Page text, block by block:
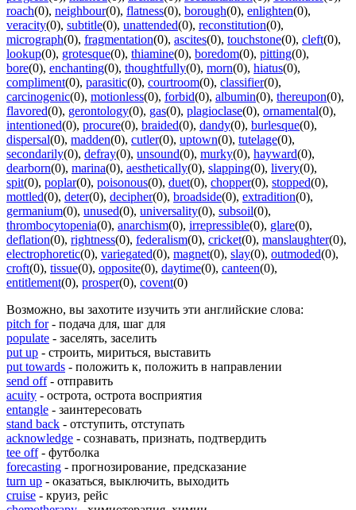
roach(0), neighbour(0), flatness(0), borough(0), enlighten(0),
veracity(0), subtitle(0), unattended(0), reconstitution(0),
micrograph(0), fragmentation(0), ascites(0), touchstone(0), cleft(0),
lookup(0), grotesque(0), thiamine(0), boredom(0), pitting(0),
bore(0), enchanting(0), thoughtfully(0), morn(0), hiatus(0),
compliment(0), parasitic(0), courtroom(0), classifier(0),
carcinogenic(0), motionless(0), forbid(0), albumin(0), thereupon(0),
flavored(0), gerontology(0), gas(0), plagioclase(0), ornamental(0),
intentioned(0), procure(0), braided(0), dandy(0), burlesque(0),
dispersal(0), madden(0), cutler(0), uptown(0), tutelage(0),
secondarily(0), defray(0), unsound(0), murky(0), hayward(0),
dearborn(0), marina(0), aesthetically(0), slapping(0), livery(0),
spit(0), poplar(0), poisonous(0), duet(0), chopper(0), stopped(0),
mottled(0), deter(0), decipher(0), broadside(0), extradition(0),
germanium(0), unused(0), universality(0), subsoil(0),
thrombocytopenia(0), anarchism(0), irrepressible(0), glare(0),
deflation(0), rightness(0), federalism(0), cricket(0), manslaughter(0),
electrophoretic(0), variegated(0), magnet(0), slay(0), outmoded(0),
croft(0), tissue(0), opposite(0), daytime(0), canteen(0),
entitlement(0), prosper(0), covent(0)
Возможно, вы захотите изучить эти английские слова:
pitch for- подача для, шаг для
populate - заселять, заселить
put up - строить, мириться, выставить
put towards - положить к, положить в направлении
send off- отправить
acuity - острота, острота восприятия
entangle - заинтересовать
stand back - отступить, отступать
acknowledge - сознавать, признать, подтвердить
tee off- футболка
forecasting - прогнозирование, предсказание
turn up - оказаться, выключить, выходить
cruise - круиз, рейс